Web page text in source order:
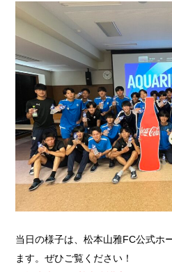
当日の様子は、松本山雅FC公式ホ
ます。ぜひご覧ください！